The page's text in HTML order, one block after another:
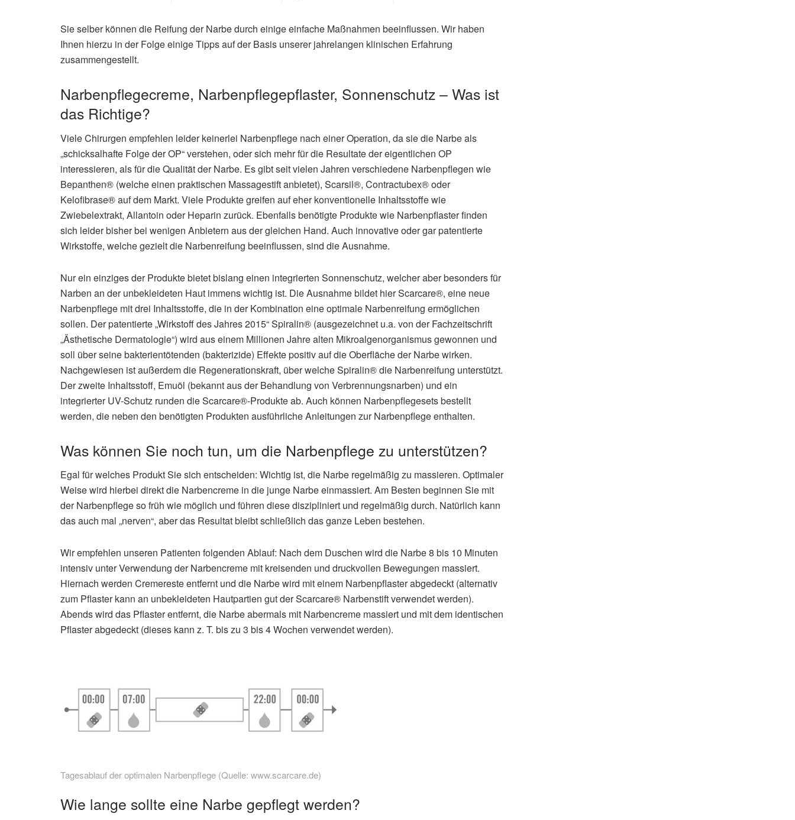
Sie selber können die Reifung der Narbe durch einige einfache Maßnahmen beeinflussen. Wir haben
Ihnen hierzu in der Folge einige Tipps auf der Basis unserer jahrelangen klinischen Erfahrung
zusammengestellt.
Narbenpflegecreme, Narbenpflegepflaster, Sonnenschutz – Was ist
das Richtige?
Viele Chirurgen empfehlen leider keinerlei Narbenpflege nach einer Operation, da sie die Narbe als
„schicksalhafte Folge der OP“ verstehen, oder sich mehr für die Resultate der eigentlichen OP
interessieren, als für die Qualität der Narbe. Es gibt seit vielen Jahren verschiedene Narbenpflegen wie
Bepanthen® (welche einen praktischen Massagestift anbietet), Scarsil®, Contractubex® oder
Kelofibrase® auf dem Markt. Viele Produkte greifen auf eher konventionelle Inhaltsstoffe wie
Zwiebelextrakt, Allantoin oder Heparin zurück. Ebenfalls benötigte Produkte wie Narbenpflaster finden
sich leider bisher bei wenigen Anbietern aus der gleichen Hand. Auch innovative oder gar patentierte
Wirkstoffe, welche gezielt die Narbenreifung beeinflussen, sind die Ausnahme.
Nur ein einziges der Produkte bietet bislang einen integrierten Sonnenschutz, welcher aber besonders für
Narben an der unbekleideten Haut immens wichtig ist. Die Ausnahme bildet hier Scarcare®, eine neue
Narbenpflege mit drei Inhaltsstoffe, die in der Kombination eine optimale Narbenreifung ermöglichen
sollen. Der patentierte „Wirkstoff des Jahres 2015“ Spiralin® (ausgezeichnet u.a. von der Fachzeitschrift
„Ästhetische Dermatologie“) wird aus einem Millionen Jahre alten Mikroalgenorganismus gewonnen und
soll über seine bakterientötenden (bakterizide) Effekte positiv auf die Oberfläche der Narbe wirken.
Nachgewiesen ist außerdem die Regenerationskraft, über welche Spiralin® die Narbenreifung unterstützt.
Der zweite Inhaltsstoff, Emuöl (bekannt aus der Behandlung von Verbrennungsnarben) und ein
integrierter UV-Schutz runden die Scarcare®-Produkte ab. Auch können Narbenpflegesets bestellt
werden, die neben den benötigten Produkten ausführliche Anleitungen zur Narbenpflege enthalten.
Was können Sie noch tun, um die Narbenpflege zu unterstützen?
Egal für welches Produkt Sie sich entscheiden: Wichtig ist, die Narbe regelmäßig zu massieren. Optimaler
Weise wird hierbei direkt die Narbencreme in die junge Narbe einmassiert. Am Besten beginnen Sie mit
der Narbenpflege so früh wie möglich und führen diese diszipliniert und regelmäßig durch. Natürlich kann
das auch mal „nerven“, aber das Resultat bleibt schließlich das ganze Leben bestehen.
Wir empfehlen unseren Patienten folgenden Ablauf: Nach dem Duschen wird die Narbe 8 bis 10 Minuten
intensiv unter Verwendung der Narbencreme mit kreisenden und druckvollen Bewegungen massiert.
Hiernach werden Cremereste entfernt und die Narbe wird mit einem Narbenpflaster abgedeckt (alternativ
zum Pflaster kann an unbekleideten Hautpartien gut der Scarcare® Narbenstift verwendet werden).
Abends wird das Pflaster entfernt, die Narbe abermals mit Narbencreme massiert und mit dem identischen
Pflaster abgedeckt (dieses kann z. T. bis zu 3 bis 4 Wochen verwendet werden).
Tagesablauf der optimalen Narbenpflege (Quelle: www.scarcare.de)
Wie lange sollte eine Narbe gepflegt werden?